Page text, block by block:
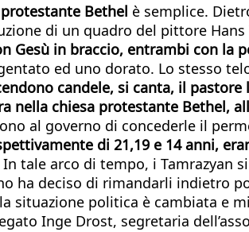
Bethel è semplice.
di un quadro del pittore Hans
Gesù in braccio, entrambi con la
ed uno dorato. Lo stesso
candele, si canta, il
nella chiesa protestante Bethel,
al governo di concederle il
di 21,19 e 14 anni,
tale arco di tempo, i Tamrazyan
ha deciso di rimandarli indietro
situazione politica è cambiata e
Inge Drost, segretaria